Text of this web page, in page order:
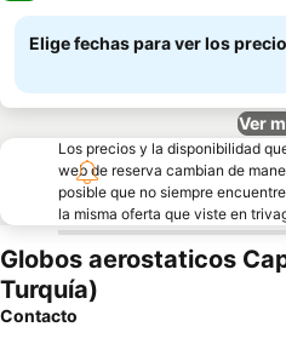
Elige fechas para ver los
Ver
Los precios y la disponibilidad
web de reserva cambian de
posible que no siempre
la misma oferta que viste en
Globos aerostaticos
Turquía)
Contacto